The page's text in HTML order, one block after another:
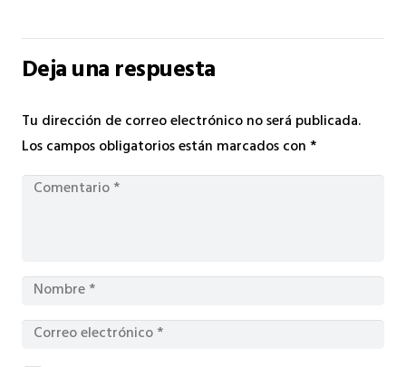
Deja una respuesta
Tu dirección de correo electrónico no será publicada.
Los campos obligatorios están marcados con*